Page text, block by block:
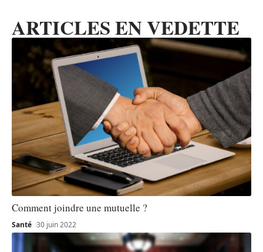
ARTICLES EN VEDETTE
Comment joindre une mutuelle ?
Santé 30 juin 2022